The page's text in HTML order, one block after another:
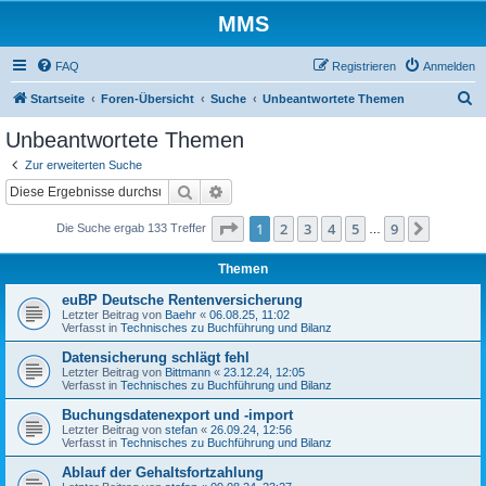
MMS
FAQ Anmelden
Registrieren
Startseite Foren-Übersicht Suche Unbeantwortete Themen
Unbeantwortete Themen
Zur erweiterten Suche
Suche
Die Suche ergab 133 Treffer Seite 1von
1 2 3 4 5 9
Themen
euBP Deutsche Rentenversicherung
Letzter Beitrag von Baehr « 06.08.25, 11:02
Verfasst in Technisches zu Buchführung und Bilanz
Datensicherung schlägt fehl
Letzter Beitrag von Bittmann « 23.12.24, 12:05
Verfasst in Technisches zu Buchführung und Bilanz
Buchungsdatenexport und -import
Letzter Beitrag von stefan « 26.09.24, 12:56
Verfasst in Technisches zu Buchführung und Bilanz
Ablauf der Gehaltsfortzahlung